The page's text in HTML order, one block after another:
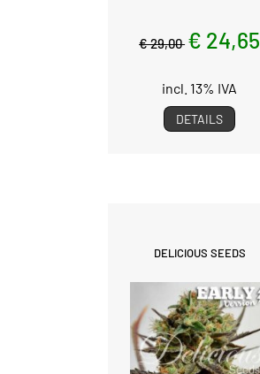
€ 29,00 € 24,65
incl. 13% IVA
DETAILS
DELICIOUS SEEDS